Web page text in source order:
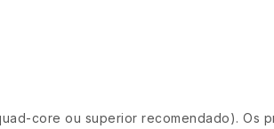
core ou superior recomendado). Os